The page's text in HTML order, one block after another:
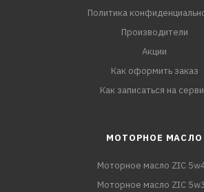
Политика
Производители
Акции
Как оформить заказ
Как записаться на
МОТОРНОЕ МАСЛО
Моторное масло ZIC
Моторное масло ZIC